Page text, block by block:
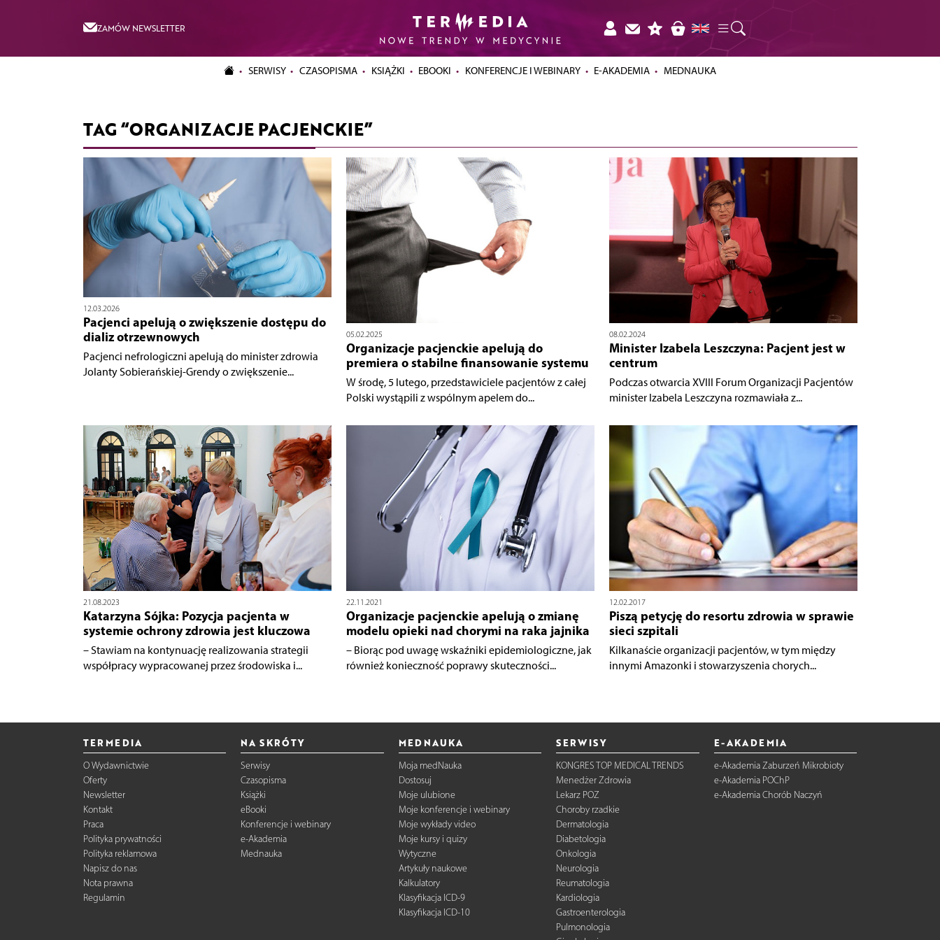
ZAMÓW NEWSLETTER
SERWISY CZASOPISMA KSIĄŻKI EBOOKI KONFERENCJE I WEBINARY E-AKADEMIA MEDNAUKA
TAG “ORGANIZACJE PACJENCKIE”
12.03.2026
Pacjenci apelują o zwiększenie dostępu do
dializ otrzewnowych
Pacjenci nefrologiczni apelują do minister zdrowia
Jolanty Sobierańskiej-Grendy o zwiększenie...
05.02.2025
Organizacje pacjenckie apelują do
premiera o stabilne finansowanie systemu
W środę, 5 lutego, przedstawiciele pacjentów z całej
Polski wystąpili z wspólnym apelem do...
08.02.2024
Minister Izabela Leszczyna: Pacjent jest w
centrum
Podczas otwarcia XVIII Forum Organizacji Pacjentów
minister Izabela Leszczyna rozmawiała z...
21.08.2023
Katarzyna Sójka: Pozycja pacjenta w
systemie ochrony zdrowia jest kluczowa
– Stawiam na kontynuację realizowania strategii
współpracy wypracowanej przez środowiska i...
22.11.2021
Organizacje pacjenckie apelują o zmianę
modelu opieki nad chorymi na raka jajnika
– Biorąc pod uwagę wskaźniki epidemiologiczne, jak
również konieczność poprawy skuteczności...
12.02.2017
Piszą petycję do resortu zdrowia w sprawie
sieci szpitali
Kilkanaście organizacji pacjentów, w tym między
innymi Amazonki i stowarzyszenia chorych...
TERMEDIA
O Wydawnictwie
Oferty
Newsletter
Kontakt
Praca
Polityka prywatności
Polityka reklamowa
Napisz do nas
Nota prawna
Regulamin
NA SKRÓTY
Serwisy
Czasopisma
Książki
eBooki
Konferencje i webinary
e-Akademia
Mednauka
MEDNAUKA
Moja medNauka
Dostosuj
Moje ulubione
Moje konferencje i webinary
Moje wykłady video
Moje kursy i quizy
Wytyczne
Artykuły naukowe
Kalkulatory
Klasyfikacja ICD-9
Klasyfikacja ICD-10
SERWISY
KONGRES TOP MEDICAL TRENDS
Menedżer Zdrowia
Lekarz POZ
Choroby rzadkie
Dermatologia
Diabetologia
Onkologia
Neurologia
Reumatologia
Kardiologia
Gastroenterologia
Pulmonologia
E-AKADEMIA
e-Akademia Zaburzeń Mikrobioty
e-Akademia POChP
e-Akademia Chorób Naczyń